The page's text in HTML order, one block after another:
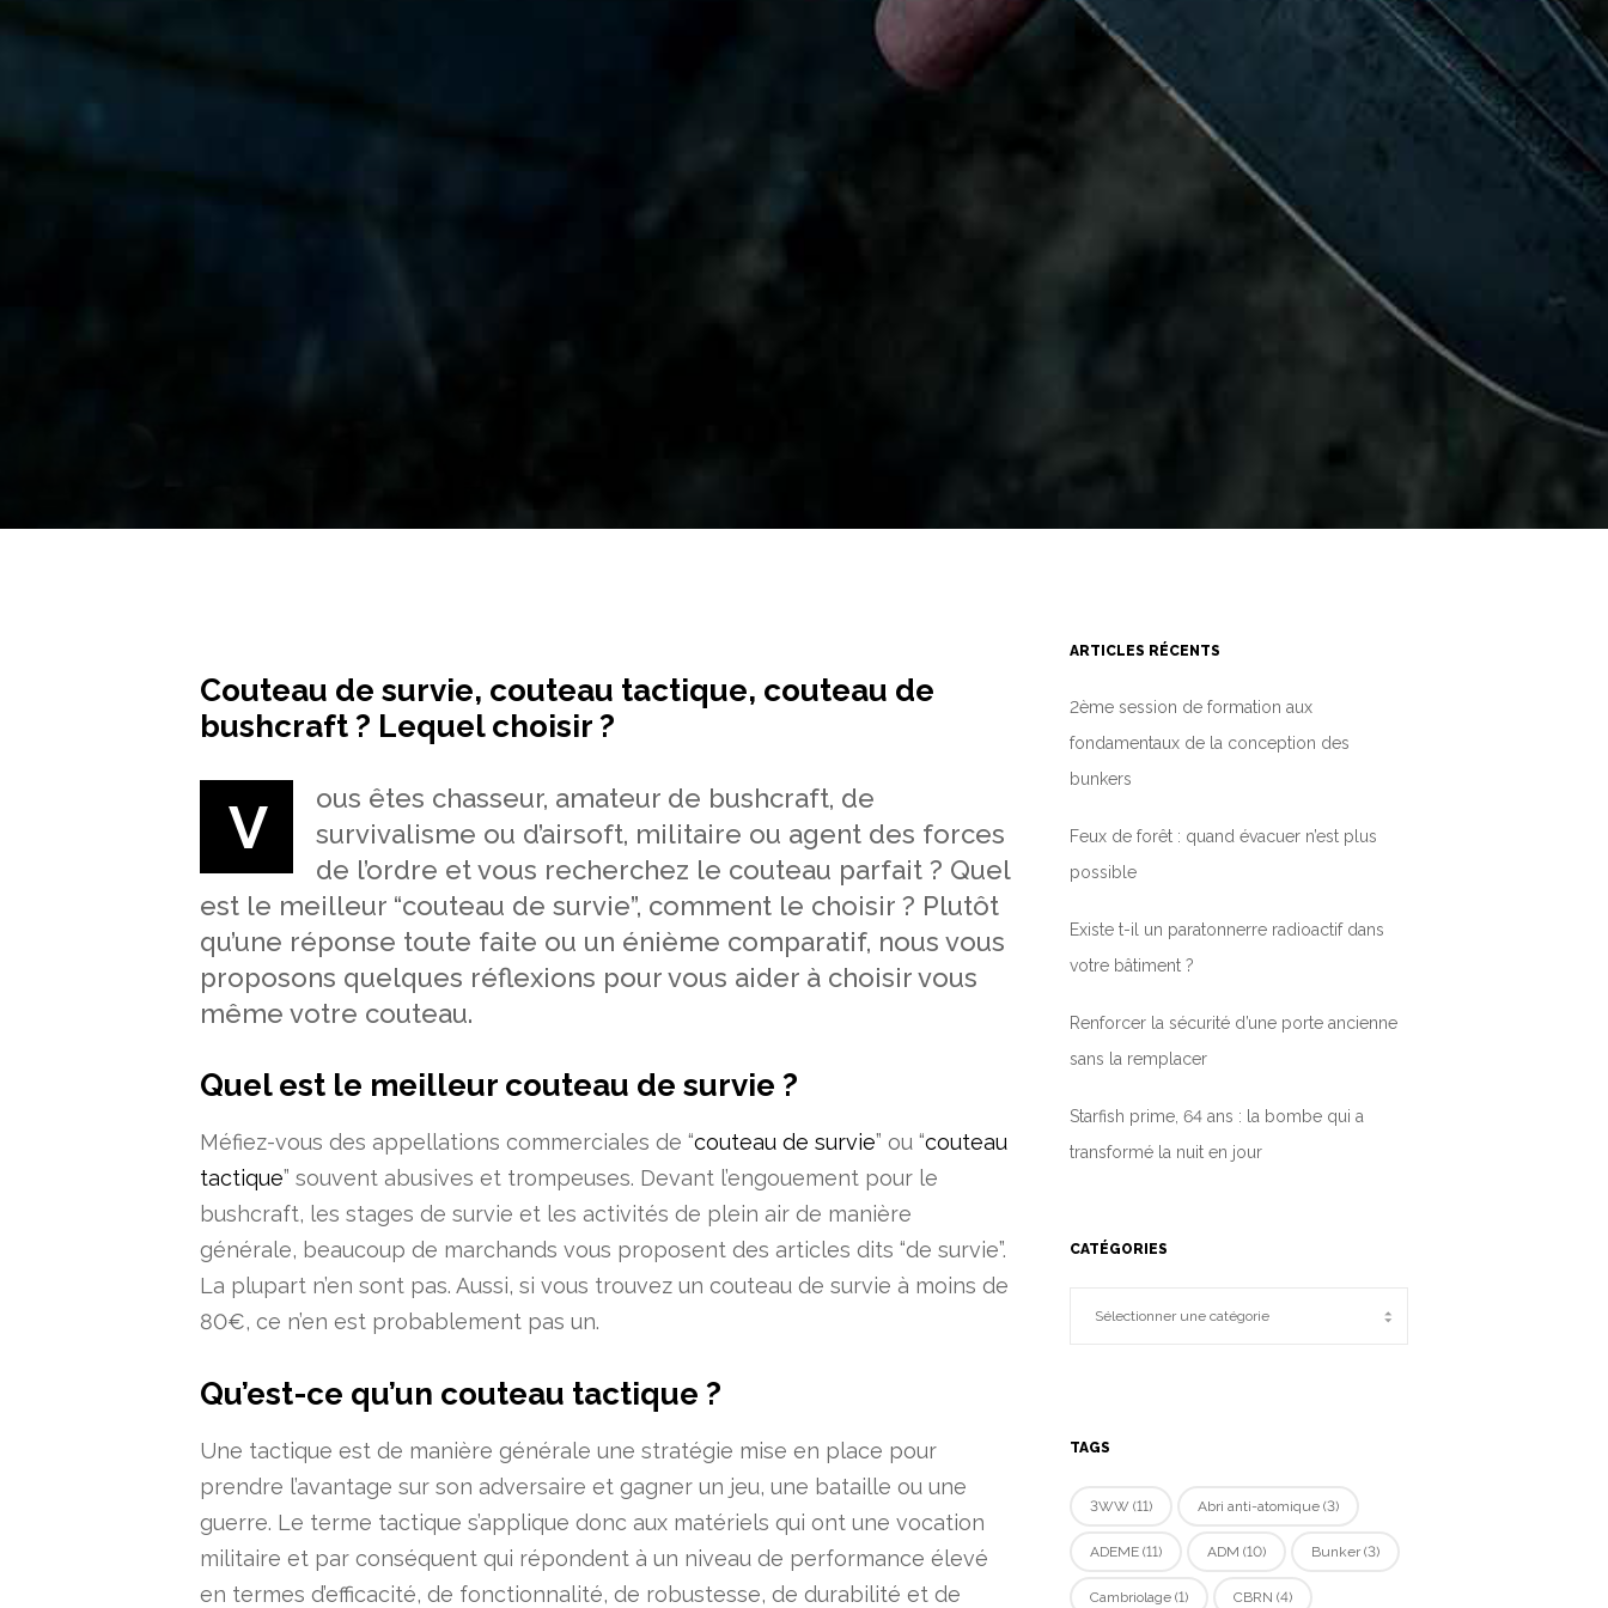
Couteau de survie, couteau tactique, couteau de
bushcraft ? Lequel choisir ?
V
ous êtes chasseur, amateur de bushcraft, de
survivalisme ou d’airsoft, militaire ou agent des forces
de l’ordre et vous recherchez le couteau parfait ? Quel
est le meilleur “couteau de survie”, comment le choisir ? Plutôt
qu’une réponse toute faite ou un énième comparatif, nous vous
proposons quelques réflexions pour vous aider à choisir vous
même votre couteau.
Quel est le meilleur couteau de survie ?
Méfiez-vous des appellations commerciales de “couteau de survie” ou “couteau
tactique” souvent abusives et trompeuses. Devant l’engouement pour le
bushcraft, les stages de survie et les activités de plein air de manière
générale, beaucoup de marchands vous proposent des articles dits “de survie”.
La plupart n’en sont pas. Aussi, si vous trouvez un couteau de survie à moins de
80€, ce n’en est probablement pas un.
Qu’est-ce qu’un couteau tactique ?
Une tactique est de manière générale une stratégie mise en place pour
prendre l’avantage sur son adversaire et gagner un jeu, une bataille ou une
guerre. Le terme tactique s’applique donc aux matériels qui ont une vocation
militaire et par conséquent qui répondent à un niveau de performance élevé
en termes d’efficacité, de fonctionnalité, de robustesse, de durabilité et de
ARTICLES RÉCENTS
2ème session de formation aux
fondamentaux de la conception des
bunkers
Feux de forêt : quand évacuer n’est plus
possible
Existe t-il un paratonnerre radioactif dans
votre bâtiment ?
Renforcer la sécurité d’une porte ancienne
sans la remplacer
Starfish prime, 64 ans : la bombe qui a
transformé la nuit en jour
CATÉGORIES
TAGS
3WW(11) Abri anti-atomique(3)
ADEME(11) ADM (10) Bunker(3)
Cambriolage(1) CBRN (4)